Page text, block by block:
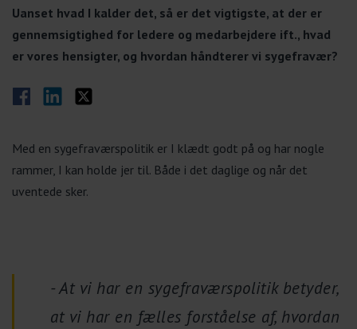
Uanset hvad I kalder det, så er det vigtigste, at der er
gennemsigtighed for ledere og medarbejdere ift., hvad
er vores hensigter, og hvordan håndterer vi sygefravær?
Del på Facebook
Del på LinkedIn
Del på Twitter
Med en sygefraværspolitik er I klædt godt på og har nogle
rammer, I kan holde jer til. Både i det daglige og når det
uventede sker.
- At vi har en sygefraværspolitik betyder,
at vi har en fælles forståelse af, hvordan